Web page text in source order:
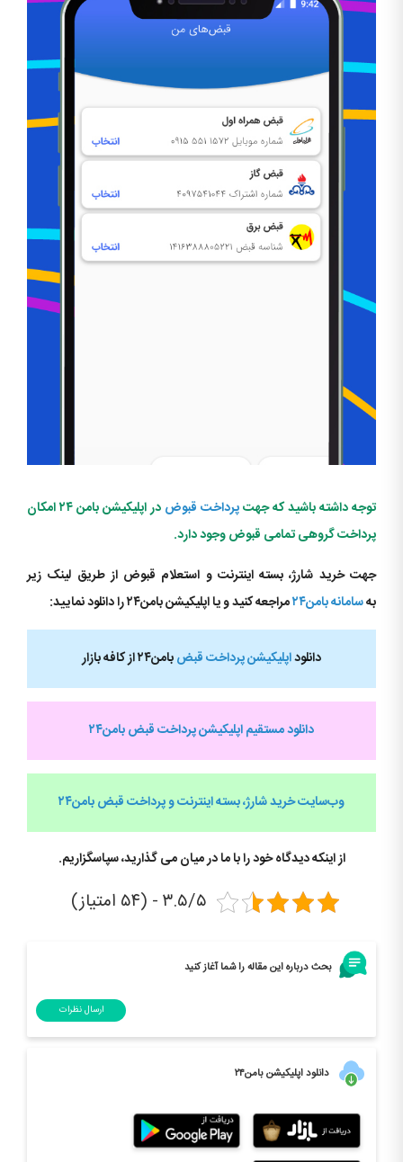
توجه داشته باشید که جهتپرداخت قبوض
در اپلیکیشن بامن ۲۴ امکان
پرداخت گروهی تمامی قبوض وجود دارد.
جهت خرید شارژ، بسته اینترنت و استعلام قبوض از طریق لینک زیر
بهسامانه بامن۲۴ مراجعه کنید و یا اپلیکیشن بامن۲۴ را دانلود نمایید:
دانلوداپلیکیشن پرداخت قبضبامن۲۴ از کافه بازار
دانلود مستقیم اپلیکیشن پرداخت قبض بامن۲۴
وب‌سایت خرید شارژ، بسته اینترنت و پرداخت قبضبامن۲۴
از اینکه دیدگاه خود را با ما در میان می گذارید، سپاسگزاریم.
۳.۵/۵ - (۵۴ امتیاز)
بحث درباره این مقاله را شما آغاز کنید
ارسال نظرات
دانلود اپلیکیشن بامن۲۴